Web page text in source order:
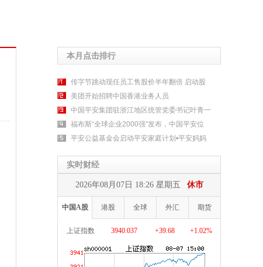
本月点击排行
传字节跳动现任员工售股价半年翻倍 启动股
美团开始招聘中国香港业务人员
中国平安集团驻浙江地区统管党委书记叶青一
福布斯“全球企业2000强”发布，中国平安位
平安公益基金会启动平安家庭计划•平安妈妈
实时财经